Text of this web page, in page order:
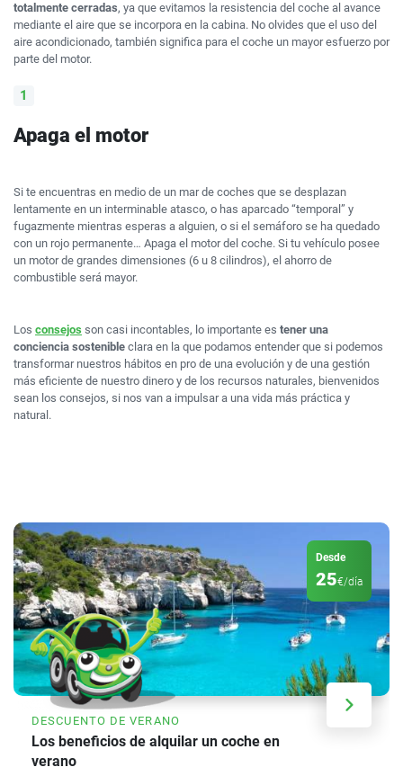
totalmente cerradas, ya que evitamos la resistencia del coche al avance
mediante el aire que se incorpora en la cabina. No olvides que el uso del
aire acondicionado, también significa para el coche un mayor esfuerzo por
parte del motor.
Apaga el motor
Si te encuentras en medio de un mar de coches que se desplazan
lentamente en un interminable atasco, o has aparcado “temporal” y
fugazmente mientras esperas a alguien, o si el semáforo se ha quedado
con un rojo permanente… Apaga el motor del coche. Si tu vehículo posee
un motor de grandes dimensiones (6 u 8 cilindros), el ahorro de
combustible será mayor.
Los consejos son casi incontables, lo importante es tener una
conciencia sostenible clara en la que podamos entender que si podemos
transformar nuestros hábitos en pro de una evolución y de una gestión
más eficiente de nuestro dinero y de los recursos naturales, bienvenidos
sean los consejos, si nos van a impulsar a una vida más práctica y
natural.
Desde
25€/día
DESCUENTO DE VERANO
Los beneficios de alquilar un coche en
verano